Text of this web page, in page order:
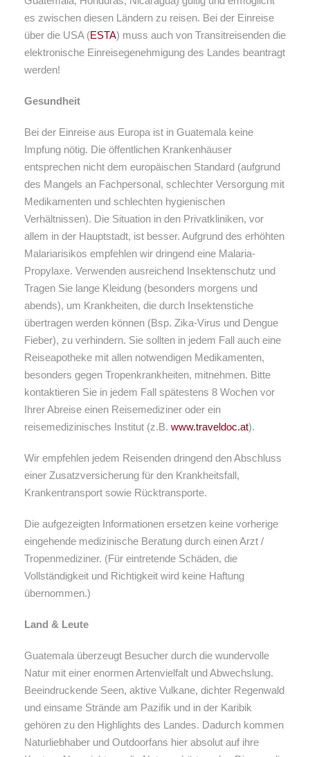
es zwischen diesen Ländern zu reisen. Bei der Einreise
über die USA (ESTA) muss auch von Transitreisenden die
elektronische Einreisegenehmigung des Landes beantragt
werden!
Gesundheit
Bei der Einreise aus Europa ist in Guatemala keine
Impfung nötig. Die öffentlichen Krankenhäuser
entsprechen nicht dem europäischen Standard (aufgrund
des Mangels an Fachpersonal, schlechter Versorgung mit
Medikamenten und schlechten hygienischen
Verhältnissen). Die Situation in den Privatkliniken, vor
allem in der Hauptstadt, ist besser. Aufgrund des erhöhten
Malariarisikos empfehlen wir dringend eine Malaria-
Propylaxe. Verwenden ausreichend Insektenschutz und
Tragen Sie lange Kleidung (besonders morgens und
abends), um Krankheiten, die durch Insektenstiche
übertragen werden können (Bsp. Zika-Virus und Dengue
Fieber), zu verhindern. Sie sollten in jedem Fall auch eine
Reiseapotheke mit allen notwendigen Medikamenten,
besonders gegen Tropenkrankheiten, mitnehmen. Bitte
kontaktieren Sie in jedem Fall spätestens 8 Wochen vor
Ihrer Abreise einen Reisemediziner oder ein
reisemedizinisches Institut (z.B. www.traveldoc.at).
Wir empfehlen jedem Reisenden dringend den Abschluss
einer Zusatzversicherung für den Krankheitsfall,
Krankentransport sowie Rücktransporte.
Die aufgezeigten Informationen ersetzen keine vorherige
eingehende medizinische Beratung durch einen Arzt /
Tropenmediziner. (Für eintretende Schäden, die
Vollständigkeit und Richtigkeit wird keine Haftung
übernommen.)
Land & Leute
Guatemala überzeugt Besucher durch die wundervolle
Natur mit einer enormen Artenvielfalt und Abwechslung.
Beeindruckende Seen, aktive Vulkane, dichter Regenwald
und einsame Strände am Pazifik und in der Karibik
gehören zu den Highlights des Landes. Dadurch kommen
Naturliebhaber und Outdoorfans hier absolut auf ihre